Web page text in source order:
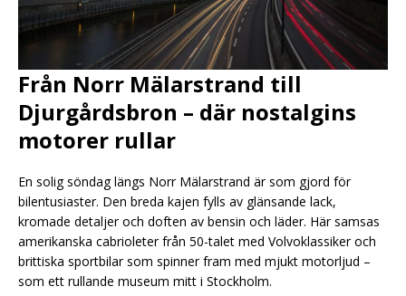
Från Norr Mälarstrand till
Djurgårdsbron – där nostalgins
motorer rullar
En solig söndag längs Norr Mälarstrand är som gjord för
bilentusiaster. Den breda kajen fylls av glänsande lack,
kromade detaljer och doften av bensin och läder. Här samsas
amerikanska cabrioleter från 50-talet med Volvoklassiker och
brittiska sportbilar som spinner fram med mjukt motorljud –
som ett rullande museum mitt i Stockholm.